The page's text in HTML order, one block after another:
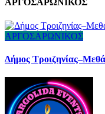
AΡΓΟΣΑΡΩΝΙΚΟΣ
ΑΡΓΟΣΑΡΩΝΙΚΟΣ
Δήμος